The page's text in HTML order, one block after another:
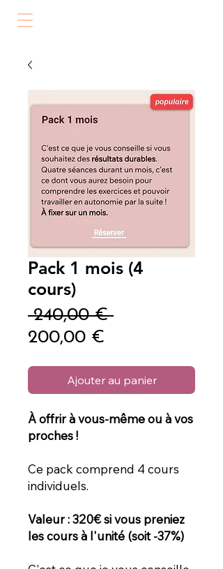
Pack 1 mois (4
cours)
240,00 € Prix
200,00 €
Ajouter au panier
À offrir à vous-même ou à vos
proches !
Ce pack comprend 4 cours
individuels.
Valeur : 320€ si vous preniez
les cours à l'unité (soit -37%)